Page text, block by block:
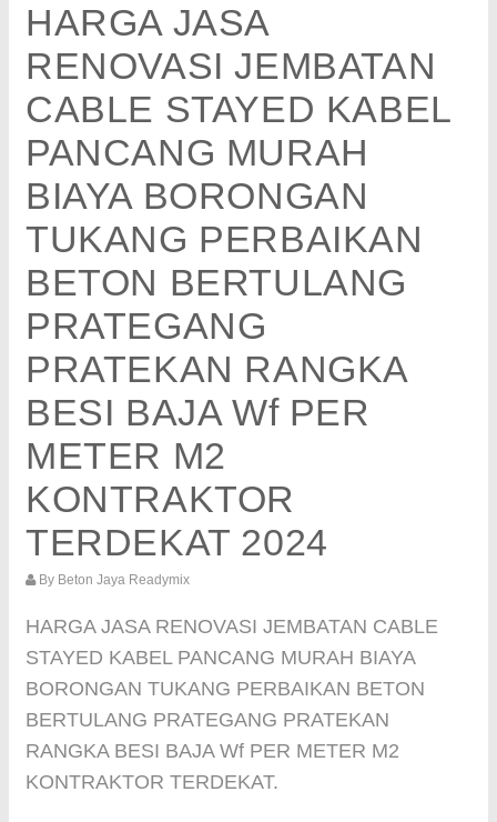
HARGA JASA
RENOVASI JEMBATAN
CABLE STAYED KABEL
PANCANG MURAH
BIAYA BORONGAN
TUKANG PERBAIKAN
BETON BERTULANG
PRATEGANG
PRATEKAN RANGKA
BESI BAJA Wf PER
METER M2
KONTRAKTOR
TERDEKAT 2024
By Beton Jaya Readymix
HARGA JASA RENOVASI JEMBATAN CABLE
STAYED KABEL PANCANG MURAH BIAYA
BORONGAN TUKANG PERBAIKAN BETON
BERTULANG PRATEGANG PRATEKAN
RANGKA BESI BAJA Wf PER METER M2
KONTRAKTOR TERDEKAT.